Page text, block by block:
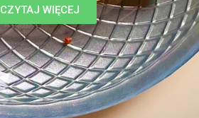
CZYTAJ WIĘCEJ